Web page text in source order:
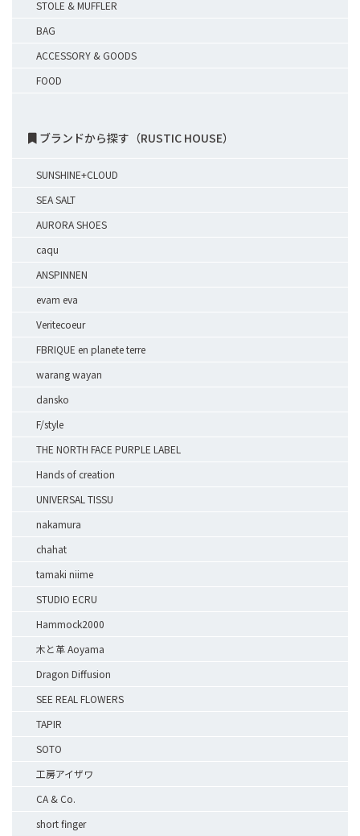
STOLE & MUFFLER
BAG
ACCESSORY & GOODS
FOOD
ブランドから探す（RUSTIC HOUSE）
SUNSHINE+CLOUD
SEA SALT
AURORA SHOES
caqu
ANSPINNEN
evam eva
Veritecoeur
FBRIQUE en planete terre
warang wayan
dansko
F/style
THE NORTH FACE PURPLE LABEL
Hands of creation
UNIVERSAL TISSU
nakamura
chahat
tamaki niime
STUDIO ECRU
Hammock2000
木と革 Aoyama
Dragon Diffusion
SEE REAL FLOWERS
TAPIR
SOTO
工房アイザワ
CA & Co.
short finger